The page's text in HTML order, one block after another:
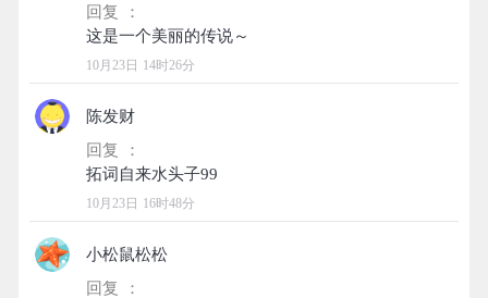
回复 ：
10月23日 14时26分
陈发财
回复 ：
10月23日 16时48分
小松鼠松松
回复 ：